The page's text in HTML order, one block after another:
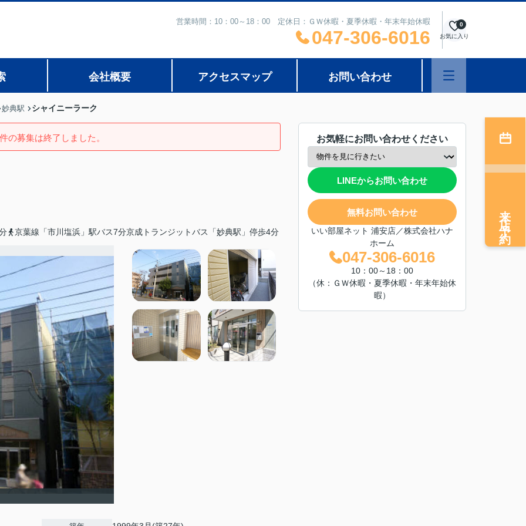
営業時間：10：00～18：00 定休日：ＧＷ休暇・夏季休暇・年末年始休暇
047-306-6016 お気に入り
0
会社概要 アクセスマップ お問い合わせ
妙典駅 シャイニーラーク
の募集は終了しました。
京葉線「市川塩浜」駅バス7分京成トランジットバス「妙典駅」停歩4分
お気軽にお問い合わせください
LINEからお問い合わせ
無料お問い合わせ
いい部屋ネット 浦安店／株式会社ハナ
ホーム
047-306-6016
10：00～18：00
（休：ＧＷ休暇・夏季休暇・年末年始休
暇）
来店予約